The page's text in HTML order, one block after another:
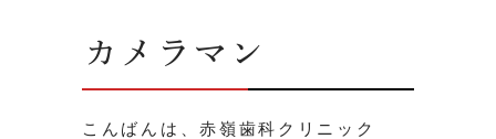
カメラマン
こんばんは、赤嶺歯科クリニック